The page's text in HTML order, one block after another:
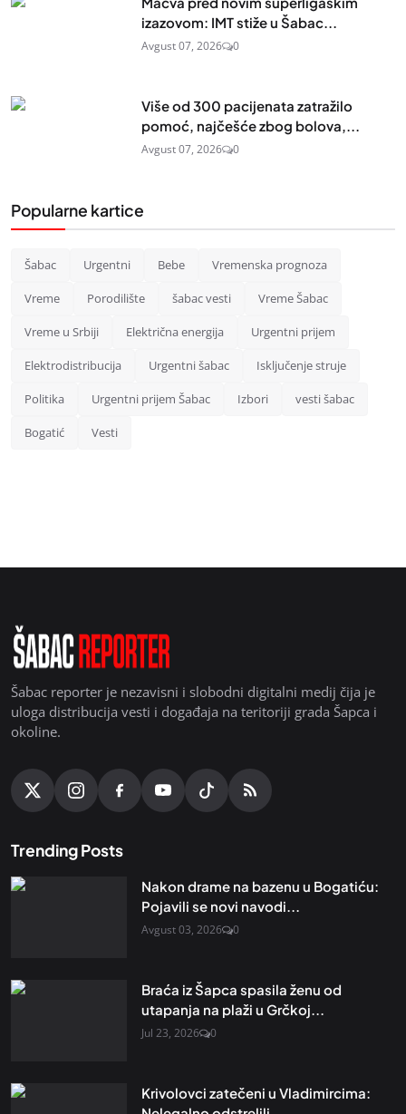
izazovom: IMT stiže u Šabac...
Avgust 07, 2026 0
Više od 300 pacijenata zatražilo
pomoć, najčešće zbog bolova,...
Avgust 07, 2026 0
Popularne kartice
Šabac Urgentni Bebe Vremenska prognoza
Vreme Porodilište šabac vesti Vreme Šabac
Vreme u Srbiji Električna energija Urgentni prijem
Elektrodistribucija Urgentni šabac Isključenje struje
Politika Urgentni prijem Šabac Izbori vesti šabac
Bogatić Vesti
Šabac reporter je nezavisni i slobodni digitalni medij čija je
uloga distribucija vesti i događaja na teritoriji grada Šapca i
okoline.
Trending Posts
Nakon drame na bazenu u Bogatiću:
Pojavili se novi navodi...
Avgust 03, 2026 0
Braća iz Šapca spasila ženu od
utapanja na plaži u Grčkoj...
Jul 23, 2026 0
Krivolovci zatečeni u Vladimircima: